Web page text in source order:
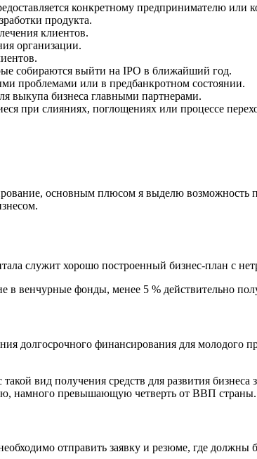
конкретному предпринимателю или
продукта.
клиентов.
организации.
собираются выйти на IPO в ближайший год.
проблемами или в предбанкротном состоянии.
выкупа бизнеса главными партнерами.
при слияниях, поглощениях или процессе
основным плюсом я выделю возможность
служит хорошо построенный бизнес-план с
в венчурные фонды, менее 5 % действительно
долгосрочного финансирования для молодого
вид получения средств для развития
намного превышающую четверть от ВВП страны.
отправить заявку и резюме, где